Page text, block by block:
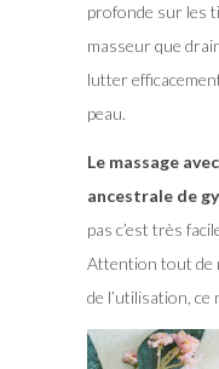
profonde sur les
masseur que
lutter
peau.
Le massage
ancestrale de
pas c’est très
Attention tout de
de l’utilisation, ce